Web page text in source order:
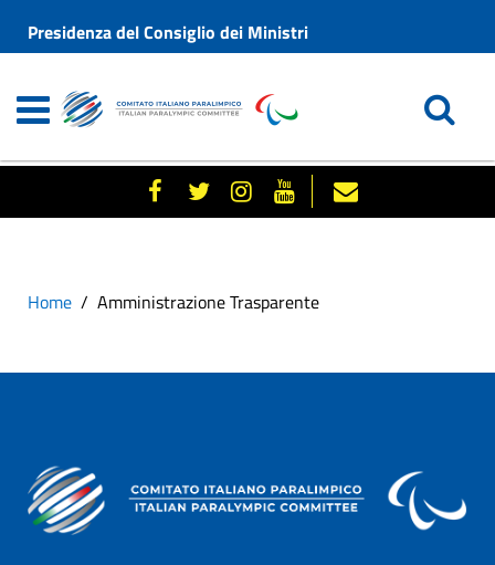
Presidenza del Consiglio dei Ministri
Home Amministrazione Trasparente